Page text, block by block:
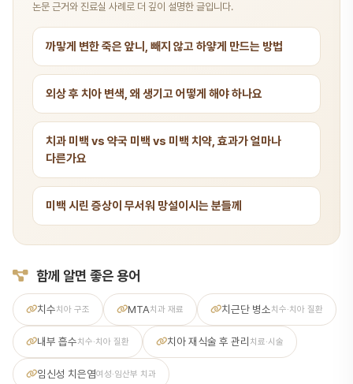
논문 근거와 진료실 사례로 더 깊이 설명한 글입니다.
까맣게 변한 죽은 앞니, 빼지 않고 하얗게 만드는 방법
외상 후 치아 변색, 왜 생기고 어떻게 해야 하나요
치과 미백 vs 약국 미백 vs 미백 치약, 효과가 얼마나
다른가요
미백 시린 증상이 무서워 망설이시는 분들께
함께 알면 좋은 용어
치수치아 구조 MTA치과 재료 치근단 병소치수·치아 질환
내부 흡수치수·치아 질환 치아 재식술 후 관리 치료·시술
임신성 치은염여성·임산부 치과